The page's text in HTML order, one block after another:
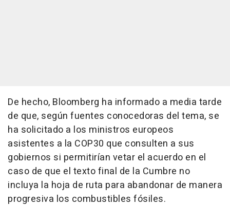
De hecho, Bloomberg ha informado a media tarde
de que, según fuentes conocedoras del tema, se
ha solicitado a los ministros europeos
asistentes a la COP30 que consulten a sus
gobiernos si permitirían vetar el acuerdo en el
caso de que el texto final de la Cumbre no
incluya la hoja de ruta para abandonar de manera
progresiva los combustibles fósiles.